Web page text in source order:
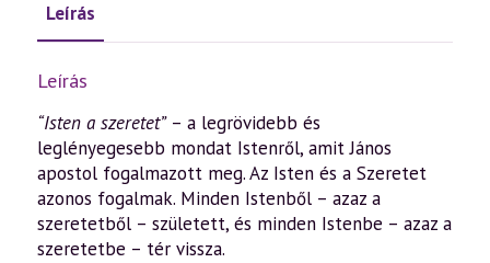
Leírás
Leírás
“Isten a szeretet”– a legrövidebb és
leglényegesebb mondat Istenről, amit János
apostol fogalmazott meg. Az Isten és a Szeretet
azonos fogalmak. Minden Istenből – azaz a
szeretetből – született, és minden Istenbe – azaz a
szeretetbe – tér vissza.